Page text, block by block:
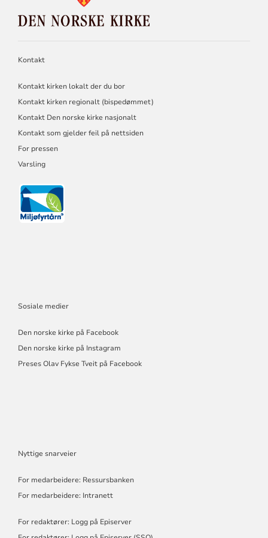
NORSKE
KIRKE
Kontakt
Kontakt kirken lokalt der du bor
Kontakt kirken regionalt (bispedømmet)
Kontakt Den norske kirke nasjonalt
Kontakt som gjelder feil på nettsiden
For pressen
Varsling
Sosiale medier
Den norske kirke på Facebook
Den norske kirke på Instagram
Preses Olav Fykse Tveit på Facebook
Nyttige snarveier
For medarbeidere: Ressursbanken
For medarbeidere: Intranett
For redaktører: Logg på Episerver